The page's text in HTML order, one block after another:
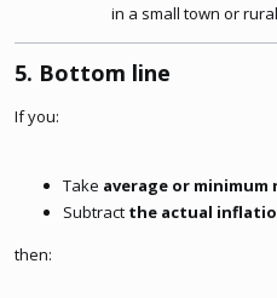
in a small town or
5. Bottom line​
If you:
Take average or minimum
Subtract the actual
then: